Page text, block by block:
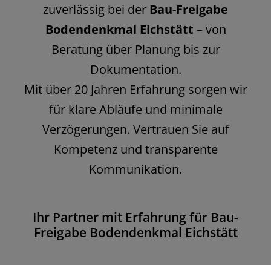
zuverlässig bei der Bau-Freigabe
Bodendenkmal Eichstätt – von
Beratung über Planung bis zur
Dokumentation.
Mit über 20 Jahren Erfahrung sorgen wir
für klare Abläufe und minimale
Verzögerungen. Vertrauen Sie auf
Kompetenz und transparente
Kommunikation.
Ihr Partner mit Erfahrung für Bau-
Freigabe Bodendenkmal Eichstätt